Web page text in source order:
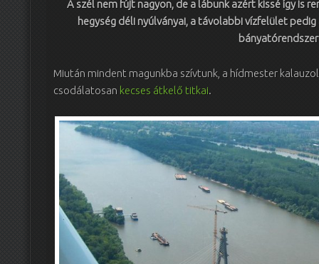
A szél nem fújt nagyon, de a lábunk azért kissé így is
hegység déli nyúlványai, a távolabbi vízfelület
bányatórendszer
Miután mindent magunkba szívtunk, a hídmester
csodálatosan kecses átkelő titkai.